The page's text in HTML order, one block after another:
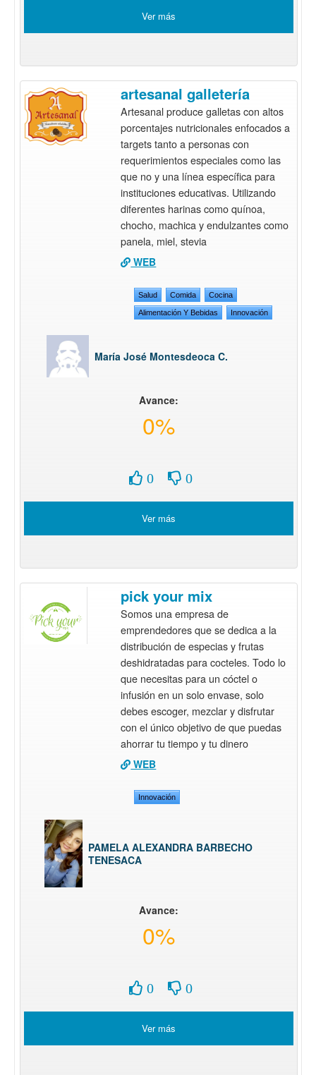
Ver más
artesanal galletería
Artesanal produce galletas con altos
porcentajes nutricionales enfocados a
targets tanto a personas con
requerimientos especiales como las
que no y una línea específica para
instituciones educativas. Utilizando
diferentes harinas como quínoa,
chocho, machica y endulzantes como
panela, miel, stevia
WEB
Salud Comida Cocina
Alimentación Y Bebidas Innovación
María José Montesdeoca C.
Avance:
0%
0 0
Ver más
pick your mix
Somos una empresa de
emprendedores que se dedica a la
distribución de especias y frutas
deshidratadas para cocteles. Todo lo
que necesitas para un cóctel o
infusión en un solo envase, solo
debes escoger, mezclar y disfrutar
con el único objetivo de que puedas
ahorrar tu tiempo y tu dinero
WEB
Innovación
PAMELA ALEXANDRA BARBECHO
TENESACA
Avance:
0%
0 0
Ver más